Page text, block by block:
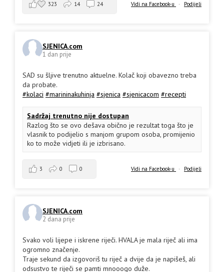
Vidi na Facebook-u · Podijeli
323 14 24
SJENICA.com
1 dan prije
SAD su šljive trenutno aktuelne. Kolač koji obavezno treba
da probate.
#kolaci #marininakuhinja #sjenica #sjenicacom #recepti
Sadržaj trenutno nije dostupan
Razlog što se ovo dešava obično je rezultat toga što je
vlasnik to podijelio s manjom grupom osoba, promijenio
ko to može vidjeti ili je izbrisano.
Vidi na Facebook-u · Podijeli
3 0 0
SJENICA.com
2 dana prije
Svako voli lijepe i iskrene riječi. HVALA je mala riječ ali ima
ogromno značenje.
Traje sekund da izgovoriš tu riječ a dvije da je napišeš, ali
odsustvo te riječi se pamti mnooogo duže.